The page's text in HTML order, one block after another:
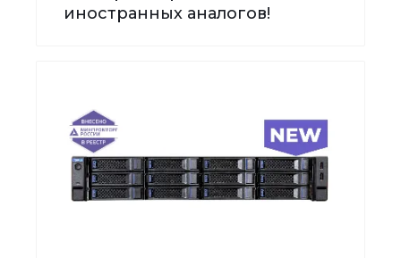
иностранных аналогов!